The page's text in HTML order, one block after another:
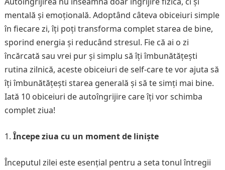
mentală și emoțională. Adoptând câteva obiceiuri simple
în fiecare zi, îți poți transforma complet starea de bine,
sporind energia și reducând stresul. Fie că ai o zi
încărcată sau vrei pur și simplu să îți îmbunătățești
rutina zilnică, aceste obiceiuri de self-care te vor ajuta să
îți îmbunătățești starea generală și să te simți mai bine.
Iată 10 obiceiuri de autoîngrijire care îți vor schimba
complet ziua!
Începe ziua cu un moment de liniște
Începutul zilei este esențial pentru a seta tonul întregii